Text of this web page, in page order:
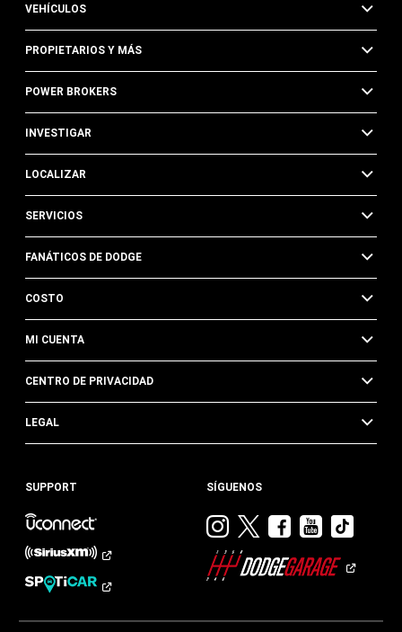
VEHÍCULOS
PROPIETARIOS Y MÁS
POWER BROKERS
INVESTIGAR
LOCALIZAR
SERVICIOS
FANÁTICOS DE DODGE
COSTO
MI CUENTA
CENTRO DE PRIVACIDAD
LEGAL
SUPPORT SÍGUENOS
Visitar
Dodge
en
Visitar
en
Visitar
en
Visitar
en en